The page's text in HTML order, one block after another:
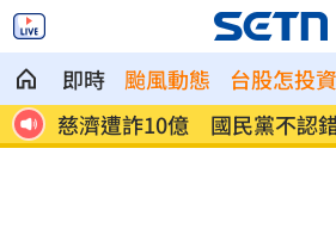
即時 颱風動態 台股怎投資
率
慈濟遭詐10億 國民黨不認
鍋